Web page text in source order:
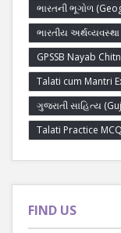
ભારતની ભૂગોળ
ભારતીય
GPSSB Nayab
Talati cum Mantri
ગુજરાતી સાહિત્ય
Talati Practice
FIND US